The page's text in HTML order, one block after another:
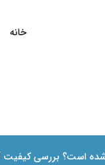
خانه
شده است؟ بررسی کیفیت